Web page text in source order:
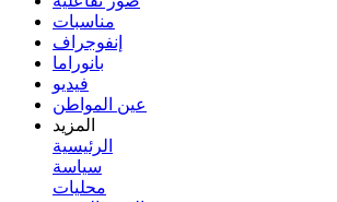
مناسبات
إنفوجراف
بانوراما
فيديو
عين المواطن
المزيد
الرئيسية
سياسة
محليات